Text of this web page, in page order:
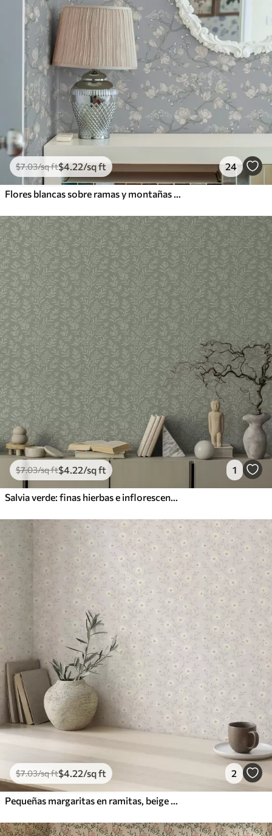
$7.03/sq ft$4.22/sq ft 24
Flores blancas sobre ramas y montañas sobre fondo azul
$7.03/sq ft$4.22/sq ft 1
Salvia verde: finas hierbas e inflorescencias, delicado diseño
$7.03/sq ft$4.22/sq ft 2
Pequeñas margaritas en ramitas, beige cálido